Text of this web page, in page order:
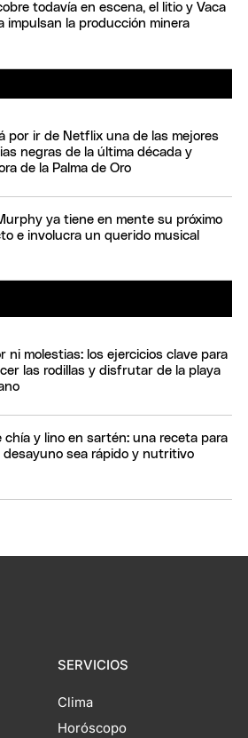
todavía en escena, el litio y Vaca
impulsan la producción minera
por ir de Netflix una de las mejores
negras de la última década y
de la Palma de Oro
ya tiene en mente su próximo
e involucra un querido musical
ni molestias: los ejercicios clave para
las rodillas y disfrutar de la playa
chía y lino en sartén: una receta para
sea rápido y nutritivo
SERVICIOS
Clima
Horóscopo